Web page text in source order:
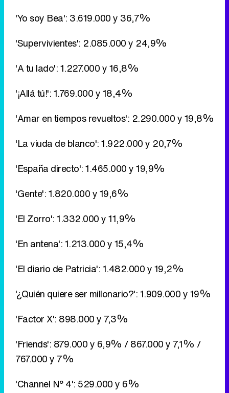
'Yo soy Bea': 3.619.000 y 36,7%
'Supervivientes': 2.085.000 y 24,9%
'A tu lado': 1.227.000 y 16,8%
'¡Allá tú!': 1.769.000 y 18,4%
'Amar en tiempos revueltos': 2.290.000 y 19,8%
'La viuda de blanco': 1.922.000 y 20,7%
'España directo': 1.465.000 y 19,9%
'Gente': 1.820.000 y 19,6%
'El Zorro': 1.332.000 y 11,9%
'En antena': 1.213.000 y 15,4%
'El diario de Patricia': 1.482.000 y 19,2%
'¿Quién quiere ser millonario?': 1.909.000 y 19%
'Factor X': 898.000 y 7,3%
'Friends': 879.000 y 6,9% / 867.000 y 7,1% /
767.000 y 7%
'Channel Nº 4': 529.000 y 6%